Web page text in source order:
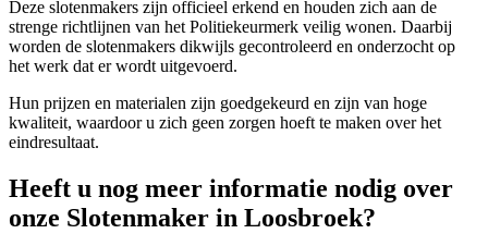
Deze slotenmakers zijn officieel erkend en houden zich aan de
strenge richtlijnen van het Politiekeurmerk veilig wonen. Daarbij
worden de slotenmakers dikwijls gecontroleerd en onderzocht op
het werk dat er wordt uitgevoerd.
Hun prijzen en materialen zijn goedgekeurd en zijn van hoge
kwaliteit, waardoor u zich geen zorgen hoeft te maken over het
eindresultaat.
Heeft u nog meer informatie nodig over
onze Slotenmaker in Loosbroek?